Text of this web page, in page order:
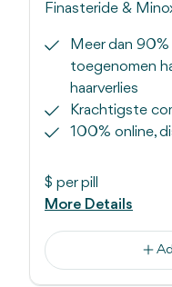
Finasteride &
Meer dan
toegenomen
haarverlies
Krachtigste
100% online,
$ per pill
More Details